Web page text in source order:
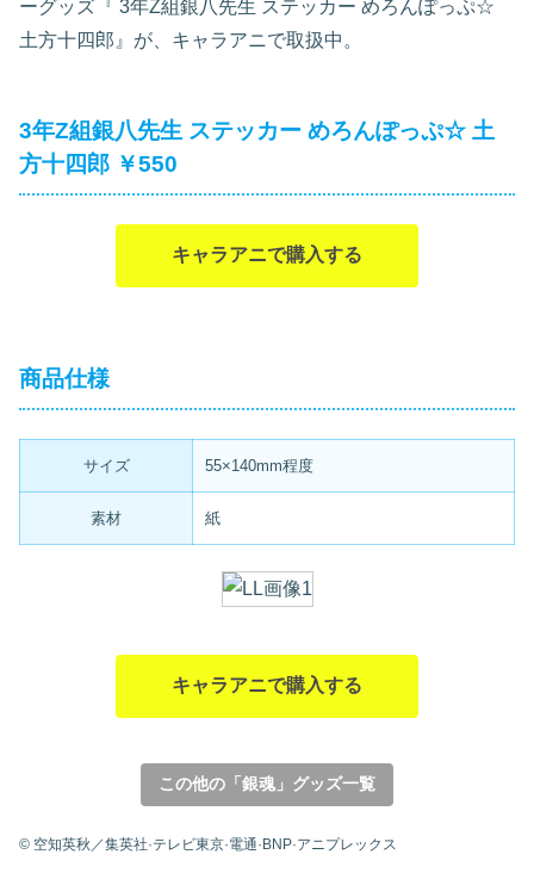
ーグッズ『 3年Z組銀八先生 ステッカー めろんぽっぷ☆
土方十四郎』が、キャラアニで取扱中。
3年Z組銀八先生 ステッカー めろんぽっぷ☆ 土
方十四郎 ￥550
キャラアニで購入する
商品仕様
サイズ 55×140mm程度
素材 紙
キャラアニで購入する
この他の「銀魂」グッズ一覧
© 空知英秋／集英社·テレビ東京·電通·BNP·アニプレックス